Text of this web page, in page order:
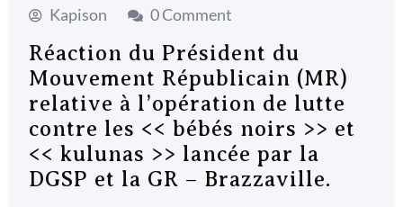
Kapison 0 Comment
Réaction du Président du
Mouvement Républicain (MR)
relative à l’opération de lutte
contre les << bébés noirs >> et
<< kulunas >> lancée par la
DGSP et la GR – Brazzaville.